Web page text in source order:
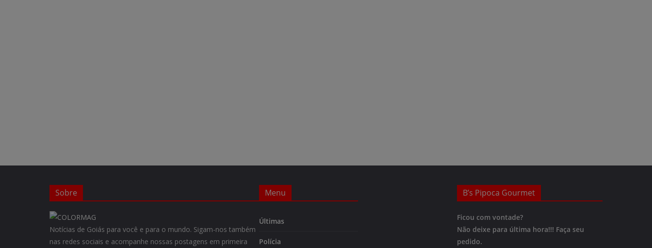
Sobre
Notícias de Goiás para você e para o mundo. Sigam-nos também
nas redes sociais e acompanhe nossas postagens em primeira
Menu
Últimas
Polícia
B’s Pipoca Gourmet
Ficou com vontade?
Não deixe para última hora!!! Faça seu
pedido.